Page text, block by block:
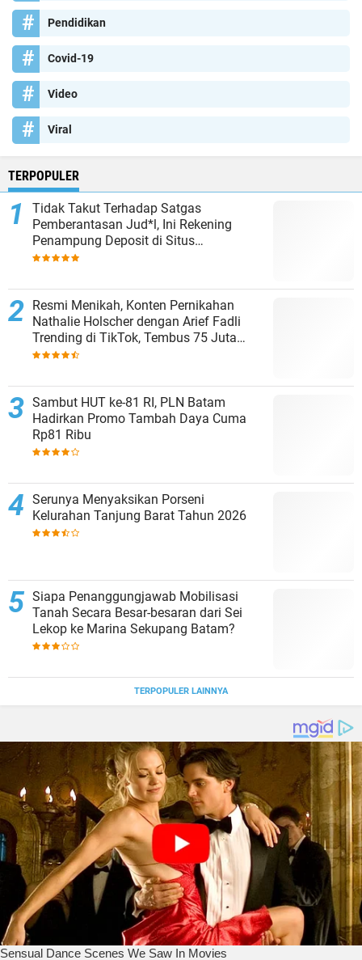
Pendidikan
Covid-19
Video
Viral
TERPOPULER
Tidak Takut Terhadap Satgas
Pemberantasan Jud*l, Ini Rekening
Penampung Deposit di Situs
MENARA4D
Resmi Menikah, Konten Pernikahan
Nathalie Holscher dengan Arief Fadli
Trending di TikTok, Tembus 75 Juta
Penonton
Sambut HUT ke-81 RI, PLN Batam
Hadirkan Promo Tambah Daya Cuma
Rp81 Ribu
Serunya Menyaksikan Porseni
Kelurahan Tanjung Barat Tahun 2026
Siapa Penanggungjawab Mobilisasi
Tanah Secara Besar-besaran dari Sei
Lekop ke Marina Sekupang Batam?
TERPOPULER LAINNYA